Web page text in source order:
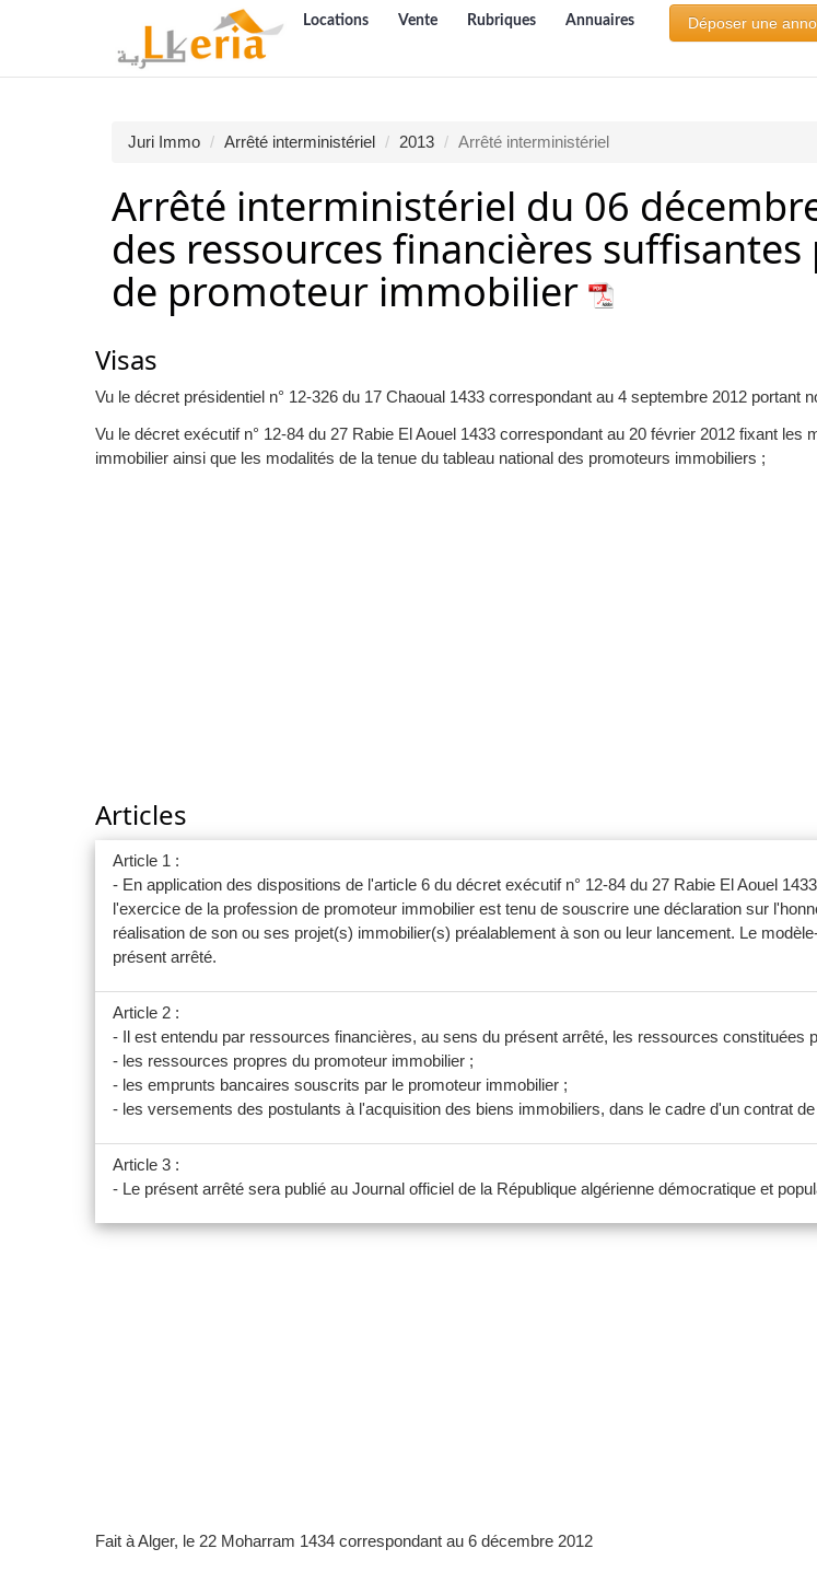
Locations Vente Rubriques Annuaires Déposer une
Juri Immo Arrêté interministériel 2013 Arrêté interministériel
Arrêté interministériel du 06
des ressources financières
de promoteur immobilier
Visas
Vu le décret présidentiel n° 12-326 du 17 Chaoual 1433 correspondant au 4 septembre 2012 portant
Vu le décret exécutif n° 12-84 du 27 Rabie El Aouel 1433 correspondant au 20 février 2012 fixant
immobilier ainsi que les modalités de la tenue du tableau national des promoteurs immobiliers ;
Articles
Article 1 :
- En application des dispositions de l'article 6 du décret exécutif n° 12-84 du 27 Rabie El Aouel
l'exercice de la profession de promoteur immobilier est tenu de souscrire une déclaration sur
réalisation de son ou ses projet(s) immobilier(s) préalablement à son ou leur lancement. Le
présent arrêté.
Article 2 :
- Il est entendu par ressources financières, au sens du présent arrêté, les ressources constituées
- les ressources propres du promoteur immobilier ;
- les emprunts bancaires souscrits par le promoteur immobilier ;
- les versements des postulants à l'acquisition des biens immobiliers, dans le cadre d'un contrat
Article 3 :
- Le présent arrêté sera publié au Journal officiel de la République algérienne démocratique et
Fait à Alger, le 22 Moharram 1434 correspondant au 6 décembre 2012